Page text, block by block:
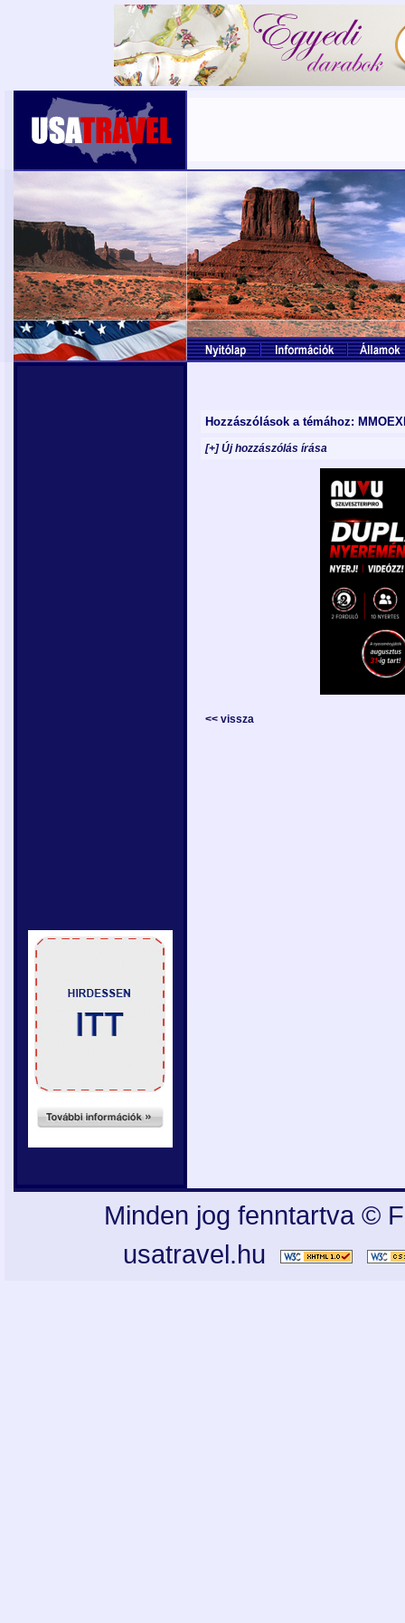
Hozzászólások a témához:
[+] Új hozzászólás írása
<< vissza
Minden jog fenntartva ©
usatravel.hu